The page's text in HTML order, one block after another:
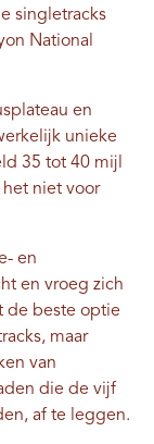
singletracks
National
en
unieke
35 tot 40 mijl
niet voor
en
en vroeg zich
de beste optie
maar
van
die de vijf
af te leggen.